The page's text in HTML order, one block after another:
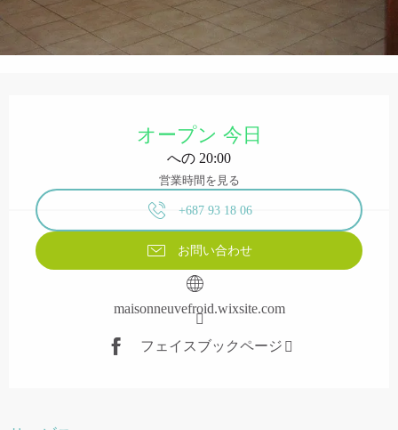
オープン 今日
への 20:00
営業時間を見る
+687 93 18 06
お問い合わせ
maisonneuvefroid.wixsite.com
フェイスブックページ